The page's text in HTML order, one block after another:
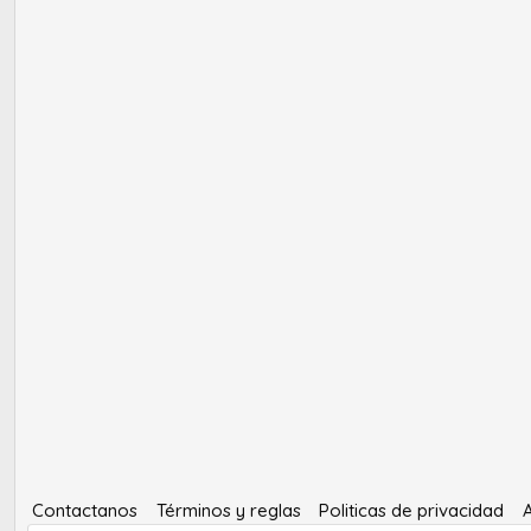
Contactanos Términos y reglas Politicas de privacidad